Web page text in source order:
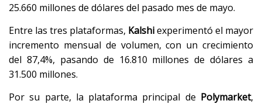
25.660 millones de dólares del pasado mes de mayo.
Entre las tres plataformas, Kalshiexperimentó el mayor
incremento mensual de volumen, con un crecimiento
del 87,4%, pasando de 16.810 millones de dólares a
31.500 millones.
Por su parte, la plataforma principal de Polymarket,